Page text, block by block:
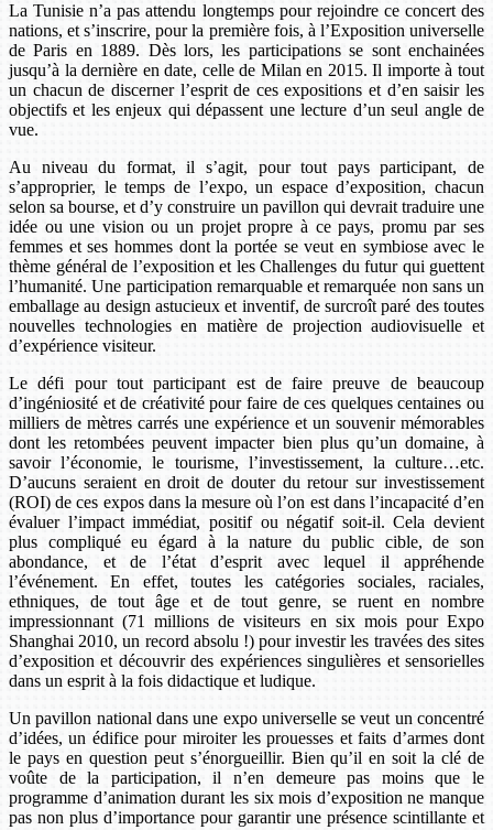
La Tunisie n’a pas attendu longtemps pour rejoindre ce concert des
nations, et s’inscrire, pour la première fois, à l’Exposition universelle
de Paris en 1889. Dès lors, les participations se sont enchainées
jusqu’à la dernière en date, celle de Milan en 2015. Il importe à tout
un chacun de discerner l’esprit de ces expositions et d’en saisir les
objectifs et les enjeux qui dépassent une lecture d’un seul angle de
vue.
Au niveau du format, il s’agit, pour tout pays participant, de
s’approprier, le temps de l’expo, un espace d’exposition, chacun
selon sa bourse, et d’y construire un pavillon qui devrait traduire une
idée ou une vision ou un projet propre à ce pays, promu par ses
femmes et ses hommes dont la portée se veut en symbiose avec le
thème général de l’exposition et les Challenges du futur qui guettent
l’humanité. Une participation remarquable et remarquée non sans un
emballage au design astucieux et inventif, de surcroît paré des toutes
nouvelles technologies en matière de projection audiovisuelle et
d’expérience visiteur.
Le défi pour tout participant est de faire preuve de beaucoup
d’ingéniosité et de créativité pour faire de ces quelques centaines ou
milliers de mètres carrés une expérience et un souvenir mémorables
dont les retombées peuvent impacter bien plus qu’un domaine, à
savoir l’économie, le tourisme, l’investissement, la culture…etc.
D’aucuns seraient en droit de douter du retour sur investissement
(ROI) de ces expos dans la mesure où l’on est dans l’incapacité d’en
évaluer l’impact immédiat, positif ou négatif soit-il. Cela devient
plus compliqué eu égard à la nature du public cible, de son
abondance, et de l’état d’esprit avec lequel il appréhende
l’événement. En effet, toutes les catégories sociales, raciales,
ethniques, de tout âge et de tout genre, se ruent en nombre
impressionnant (71 millions de visiteurs en six mois pour Expo
Shanghai 2010, un record absolu !) pour investir les travées des sites
d’exposition et découvrir des expériences singulières et sensorielles
dans un esprit à la fois didactique et ludique.
Un pavillon national dans une expo universelle se veut un concentré
d’idées, un édifice pour miroiter les prouesses et faits d’armes dont
le pays en question peut s’énorgueillir. Bien qu’il en soit la clé de
voûte de la participation, il n’en demeure pas moins que le
programme d’animation durant les six mois d’exposition ne manque
pas non plus d’importance pour garantir une présence scintillante et